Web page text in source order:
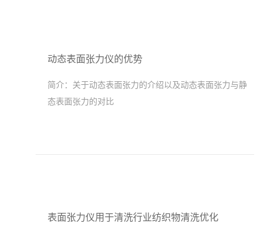
动态表面张力仪的优势
简介： 关于动态表面张力的介绍以及动态表面张力与静
态表面张力的对比
表面张力仪用于清洗行业纺织物清洗优化